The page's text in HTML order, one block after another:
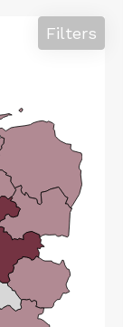
Filters